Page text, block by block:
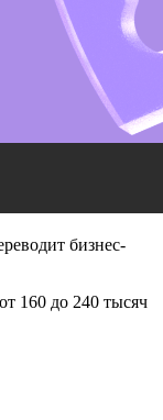
бизнес-
160 до 240 тысяч